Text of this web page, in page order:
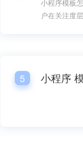
小程序模板
户在关注度
5 小程序